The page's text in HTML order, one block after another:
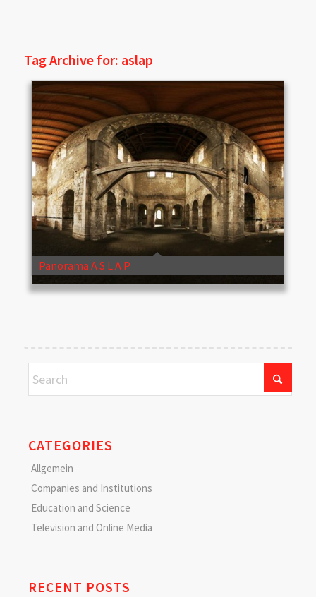
Tag Archive for: aslap
Panorama A S L A P
CATEGORIES
Allgemein
Companies and Institutions
Education and Science
Television and Online Media
RECENT POSTS